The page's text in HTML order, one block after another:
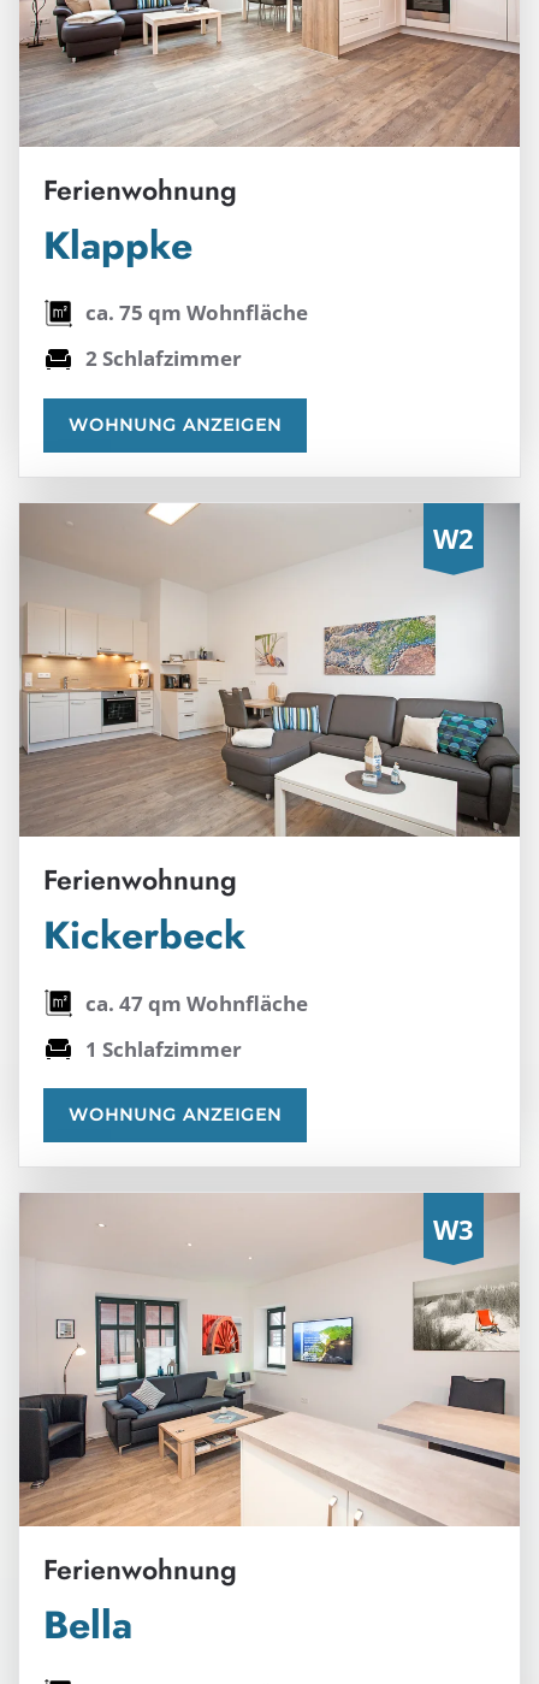
Ferienwohnung
Klappke
ca. 75 qm Wohnfläche
2 Schlafzimmer
WOHNUNG ANZEIGEN
Ferienwohnung
Kickerbeck
ca. 47 qm Wohnfläche
1 Schlafzimmer
WOHNUNG ANZEIGEN
Ferienwohnung
Bella